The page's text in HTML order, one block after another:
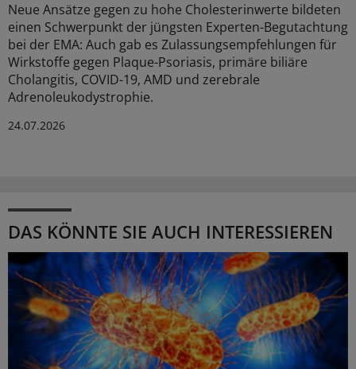
Neue Ansätze gegen zu hohe Cholesterinwerte bildeten
einen Schwerpunkt der jüngsten Experten-Begutachtung
bei der EMA: Auch gab es Zulassungsempfehlungen für
Wirkstoffe gegen Plaque-Psoriasis, primäre biliäre
Cholangitis, COVID-19, AMD und zerebrale
Adrenoleukodystrophie.
24.07.2026
DAS KÖNNTE SIE AUCH INTERESSIEREN